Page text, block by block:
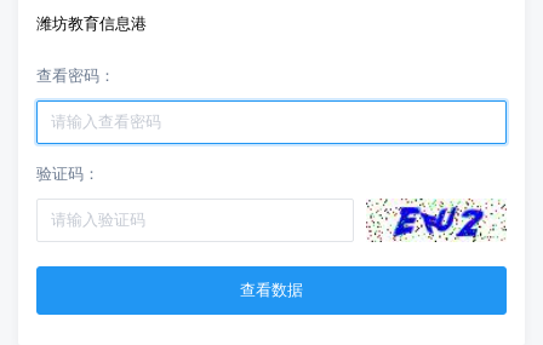
潍坊教育信息港
查看密码：
验证码：